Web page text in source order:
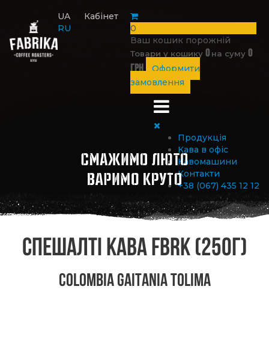
UA
RU
Кабінет
0
Ваш кошик порожній
Товари у кошику0на суму0
грн
Оформити
замовлення
Продукція
Кава в офіс
Кавомашини
Контакти
+38 (067) 435 12 12
Спешалті кава FBRK (250г)
Colombia Gaitania Tolima